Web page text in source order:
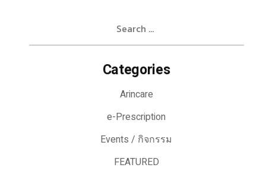
Categories
Arincare
e-Prescription
Events / กิจกรรม
FEATURED